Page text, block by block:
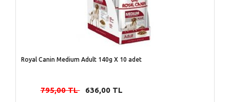
Royal Canin Medium Adult 140g X 10 adet
795,00 TL- 636,00 TL